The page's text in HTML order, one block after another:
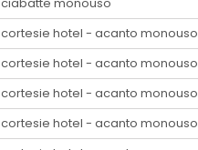
cortesie hotel - acanto monouso
cortesie hotel - acanto monouso
cortesie hotel - acanto monouso
cortesie hotel - acanto monouso